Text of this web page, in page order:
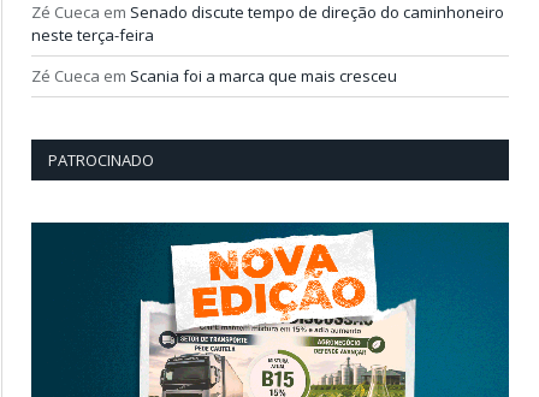
Zé Cueca em Senado discute tempo de direção do caminhoneiro
neste terça-feira
Zé Cueca em Scania foi a marca que mais cresceu
PATROCINADO